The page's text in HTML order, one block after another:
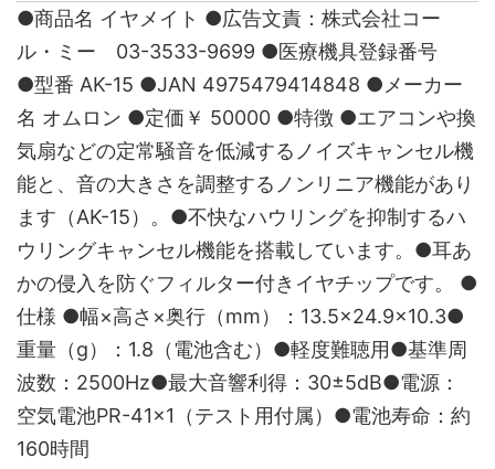
●商品名 イヤメイト ●広告文責：株式会社コー
ル・ミー 03-3533-9699 ●医療機具登録番号
●型番 AK-15 ●JAN 4975479414848 ●メーカー
名 オムロン ●定価￥ 50000 ●特徴 ●エアコンや換
気扇などの定常騒音を低減するノイズキャンセル機
能と、音の大きさを調整するノンリニア機能があり
ます（AK-15）。●不快なハウリングを抑制するハ
ウリングキャンセル機能を搭載しています。●耳あ
かの侵入を防ぐフィルター付きイヤチップです。 ●
仕様 ●幅×高さ×奥行（mm）：13.5×24.9×10.3●
重量（g）：1.8（電池含む）●軽度難聴用●基準周
波数：2500Hz●最大音響利得：30±5dB●電源：
空気電池PR-41×1（テスト用付属）●電池寿命：約
160時間